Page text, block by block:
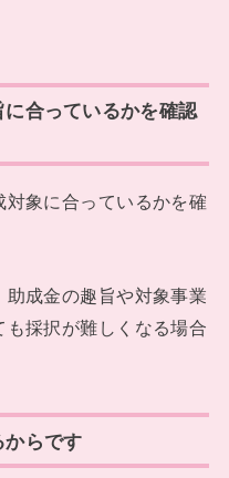
合っているかを確認
象に合っているかを確
成金の趣旨や対象事業
採択が難しくなる場合
らです